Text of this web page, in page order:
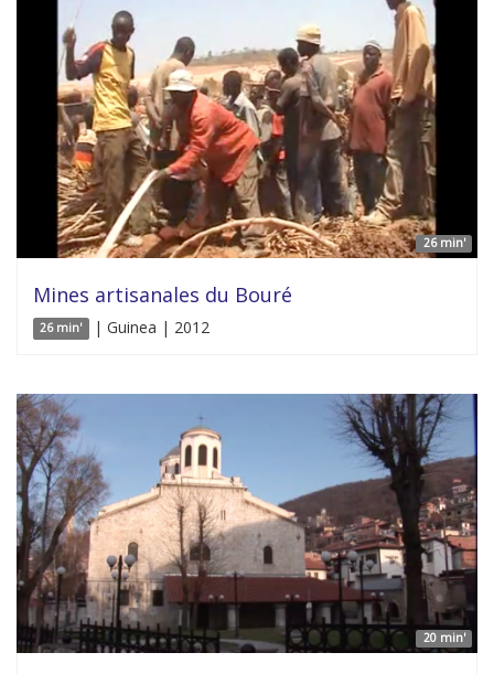
26 min'
Mines artisanales du Bouré
26 min' | Guinea | 2012
20 min'